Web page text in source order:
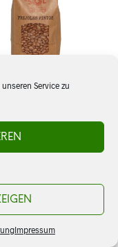
Service zu
Impressum
trocken